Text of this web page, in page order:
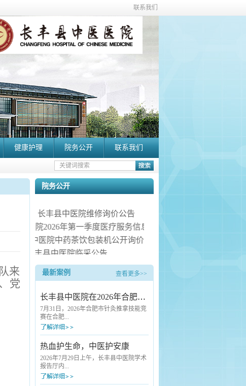
联系我们
健康护理 院务公开 联系我们
院务公开
长丰县中医院维修询价公告
长丰县中医院2026年第一季度医疗服务信息社会公开
丰县中医院中药茶饮包装机公开询价公告
长丰县中医院临采公告
长丰县中医院询价公告
电热水器安装服务项目（二次） 中标候选人公示
最新案例 查看更多>>
长丰县中医院在2026年合肥市针灸推拿技能竞赛中斩获佳绩
7月31日，2026年合肥市针灸推拿技能竞
赛在合肥...
市中医院圆满落幕。本次赛事由合肥市
卫生健康委员会、合肥市总工会联合主
办，汇聚了全市各级各类医疗机构的优
秀中医药从业者同台竞技。长丰县卫健
委高度重视本次赛事，精心统筹部署，
热血护生命，中医护安康
2026年7月29日上午，长丰县中医院学术
报告厅内...
来
党